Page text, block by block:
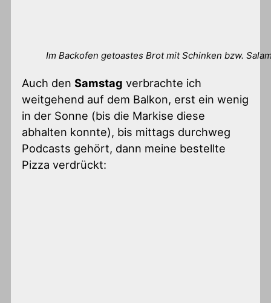
Im Backofen getoastes Brot mit Schinken bzw.
Auch denSamstag verbrachte ich
weitgehend auf dem Balkon, erst ein wenig
in der Sonne (bis die Markise diese
abhalten konnte), bis mittags durchweg
Podcasts gehört, dann meine bestellte
Pizza verdrückt: